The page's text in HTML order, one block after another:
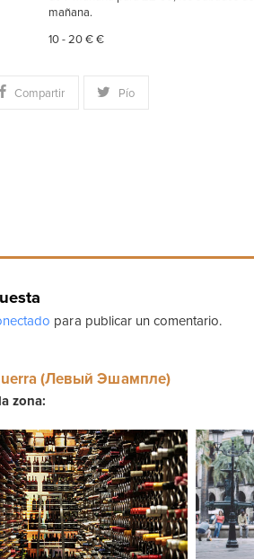
mañana.
10 - 20 € €
Compartir Pío
para publicar un comentario.
(Левый Эшампле)
zona: